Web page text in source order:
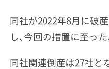
同社が2022年8月に破
し､今回の措置に至った
同社関連倒産は27社と